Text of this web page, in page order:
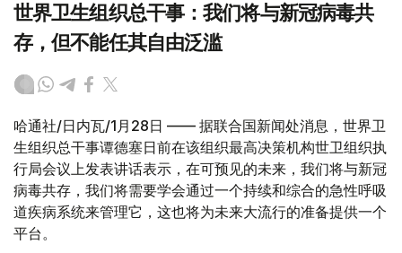
世界卫生组织总干事：我们将与新冠病毒共
存，但不能任其自由泛滥
哈通社/日内瓦/1月28日 —— 据联合国新闻处消息，世界卫
生组织总干事谭德塞日前在该组织最高决策机构世卫组织执
行局会议上发表讲话表示，在可预见的未来，我们将与新冠
病毒共存，我们将需要学会通过一个持续和综合的急性呼吸
道疾病系统来管理它，这也将为未来大流行的准备提供一个
平台。